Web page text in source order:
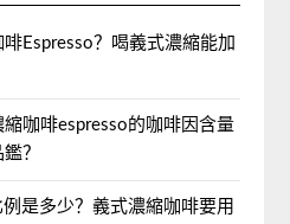
Espresso？喝義式濃縮能加
咖啡espresso的咖啡因含量
？
是多少？義式濃縮咖啡要用